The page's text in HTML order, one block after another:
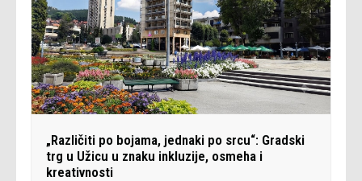
„Različiti po bojama, jednaki po srcu“: Gradski
trg u Užicu u znaku inkluzije, osmeha i
kreativnosti